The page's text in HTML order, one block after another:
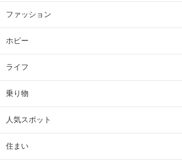
ファッション
ホビー
ライフ
乗り物
人気スポット
住まい